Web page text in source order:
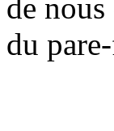
de
du